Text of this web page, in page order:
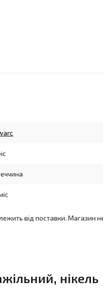
від поставки. Магазин
нікель